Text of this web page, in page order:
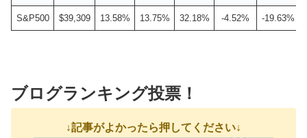
S&P500 $39,309 13.58% 13.75% 32.18% -4.52% -19.63%
ブログランキング投票！
↓記事がよかったら押してください↓